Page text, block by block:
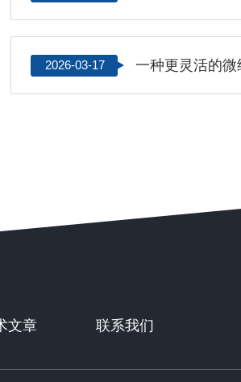
2026-03-17 一种更灵活的
文章 联系我们